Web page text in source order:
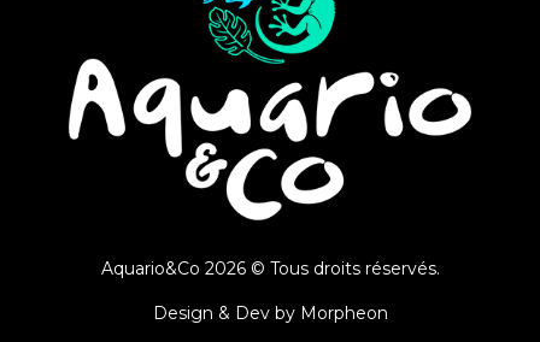
Aquario&Co 2026 © Tous droits réservés.
Design & Dev by Morpheon